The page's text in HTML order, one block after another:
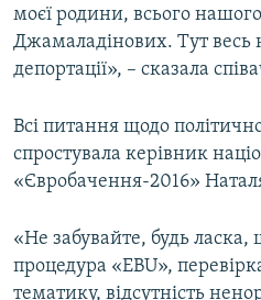
моєї родини, всього
Джамаладінових. Тут весь
депортації», – сказала
Всі питання щодо
спростувала керівник
«Євробачення-2016»
«Не забувайте, будь ласка,
процедура «EBU»,
тематику, відсутність